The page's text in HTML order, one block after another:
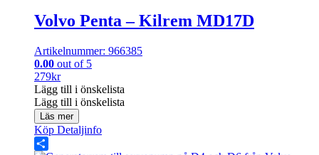
Volvo Penta – Kilrem MD17D
Artikelnummer: 966385
0.00 out of 5
279kr
Lägg till i önskelista
Lägg till i önskelista
Läs mer
Köp Detaljinfo